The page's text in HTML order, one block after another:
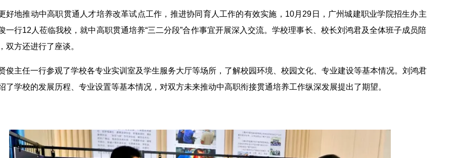
好地推动中高职贯通人才培养改革试点工作，推进协同育人工作的有效实施，10月29日，广州城建职业学院招生办主
一行12人莅临我校，就中高职贯通培养“三二分段”合作事宜开展深入交流。学校理事长、校长刘鸿君及全体班子成员陪
双方还进行了座谈。
俊主任一行参观了学校各专业实训室及学生服务大厅等场所，了解校园环境、校园文化、专业建设等基本情况。刘鸿君
了学校的发展历程、专业设置等基本情况，对双方未来推动中高职衔接贯通培养工作纵深发展提出了期望。